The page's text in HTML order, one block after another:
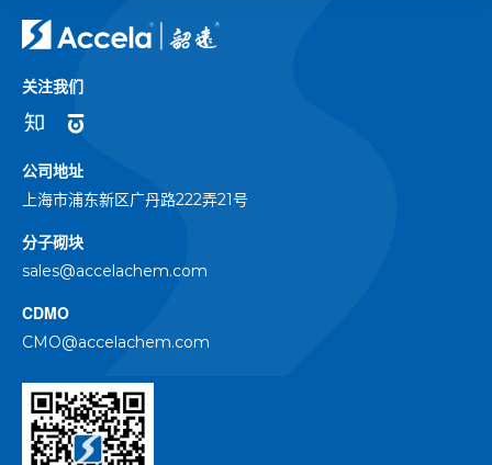
关注我们
公司地址
上海市浦东新区广丹路222弄21号
分子砌块
sales@accelachem.com
CDMO
CMO@accelachem.com